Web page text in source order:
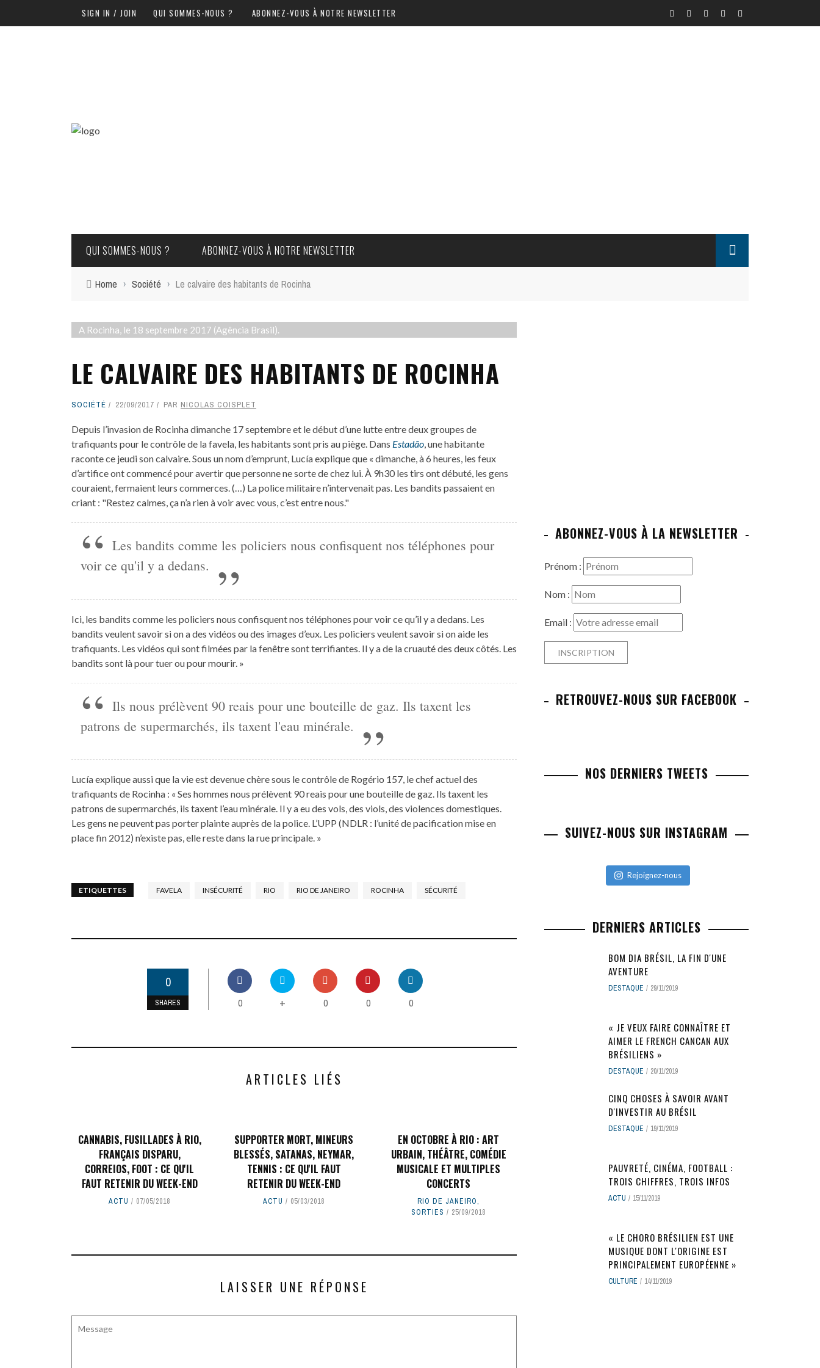
SIGN IN / JOIN QUI SOMMES-NOUS ? ABONNEZ-VOUS À NOTRE NEWSLETTER
QUI SOMMES-NOUS ? ABONNEZ-VOUS À NOTRE NEWSLETTER
Home › Société › Le calvaire des habitants de Rocinha
A Rocinha, le 18 septembre 2017 (Agência Brasil).
LE CALVAIRE DES HABITANTS DE ROCINHA
SOCIÉTÉ 22/09/2017 PAR NICOLAS COISPLET
Depuis l’invasion de Rocinha dimanche 17 septembre et le début d’une lutte entre deux groupes de
trafiquants pour le contrôle de la favela, les habitants sont pris au piège. Dans Estadão, une habitante
raconte ce jeudi son calvaire. Sous un nom d’emprunt, Lucía explique que « dimanche, à 6 heures, les feux
d’artifice ont commencé pour avertir que personne ne sorte de chez lui. À 9h30 les tirs ont débuté, les gens
couraient, fermaient leurs commerces. (…) La police militaire n’intervenait pas. Les bandits passaient en
criant : "Restez calmes, ça n’a rien à voir avec vous, c’est entre nous."
Les bandits comme les policiers nous confisquent nos téléphones pour
voir ce qu'il y a dedans.
Ici, les bandits comme les policiers nous confisquent nos téléphones pour voir ce qu’il y a dedans. Les
bandits veulent savoir si on a des vidéos ou des images d’eux. Les policiers veulent savoir si on aide les
trafiquants. Les vidéos qui sont filmées par la fenêtre sont terrifiantes. Il y a de la cruauté des deux côtés. Les
bandits sont là pour tuer ou pour mourir. »
Ils nous prélèvent 90 reais pour une bouteille de gaz. Ils taxent les
patrons de supermarchés, ils taxent l'eau minérale.
Lucía explique aussi que la vie est devenue chère sous le contrôle de Rogério 157, le chef actuel des
trafiquants de Rocinha : « Ses hommes nous prélèvent 90 reais pour une bouteille de gaz. Ils taxent les
patrons de supermarchés, ils taxent l’eau minérale. Il y a eu des vols, des viols, des violences domestiques.
Les gens ne peuvent pas porter plainte auprès de la police. L’UPP (NDLR : l’unité de pacification mise en
place fin 2012) n’existe pas, elle reste dans la rue principale. »
ETIQUETTES FAVELA INSÉCURITÉ RIO RIO DE JANEIRO ROCINHA SÉCURITÉ
0
SHARES 0 + 0 0 0
ARTICLES LIÉS
CANNABIS, FUSILLADES À RIO,
FRANÇAIS DISPARU,
CORREIOS, FOOT : CE QU'IL
FAUT RETENIR DU WEEK-END
ACTU 07/05/2018
SUPPORTER MORT, MINEURS
BLESSÉS, SATANAS, NEYMAR,
TENNIS : CE QU'IL FAUT
RETENIR DU WEEK-END
ACTU 05/03/2018
EN OCTOBRE À RIO : ART
URBAIN, THÉÂTRE, COMÉDIE
MUSICALE ET MULTIPLES
CONCERTS
RIO DE JANEIRO,
SORTIES
25/09/2018
LAISSER UNE RÉPONSE
ABONNEZ-VOUS À LA NEWSLETTER
Prénom :
Nom :
Email :
RETROUVEZ-NOUS SUR FACEBOOK
NOS DERNIERS TWEETS
SUIVEZ-NOUS SUR INSTAGRAM
Rejoignez-nous
DERNIERS ARTICLES
BOM DIA BRÉSIL, LA FIN D'UNE
AVENTURE
DESTAQUE 29/11/2019
« JE VEUX FAIRE CONNAÎTRE ET
AIMER LE FRENCH CANCAN AUX
BRÉSILIENS »
DESTAQUE 20/11/2019
CINQ CHOSES À SAVOIR AVANT
D'INVESTIR AU BRÉSIL
DESTAQUE 19/11/2019
PAUVRETÉ, CINÉMA, FOOTBALL :
TROIS CHIFFRES, TROIS INFOS
ACTU 15/11/2019
« LE CHORO BRÉSILIEN EST UNE
MUSIQUE DONT L'ORIGINE EST
PRINCIPALEMENT EUROPÉENNE »
CULTURE 14/11/2019